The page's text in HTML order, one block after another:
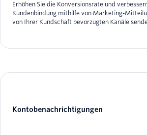
Erhöhen Sie die Konversionsrate und
Kundenbindung mithilfe von Marketing-
von Ihrer Kundschaft bevorzugten Kanäle
Kontobenachrichtigungen